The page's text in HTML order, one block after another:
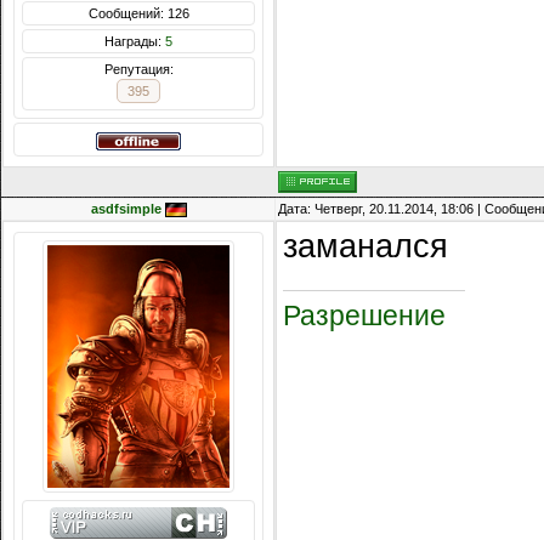
Сообщений: 126
Награды: 5
Репутация:
395
asdfsimple Дата: Четверг, 20.11.2014, 18:06 |
заманался
Разрешение